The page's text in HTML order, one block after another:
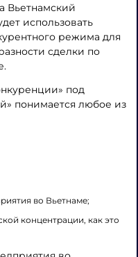
Вьетнамский
использовать
режима для
сделки по
под
понимается любое из
во Вьетнаме;
концентрации, как это